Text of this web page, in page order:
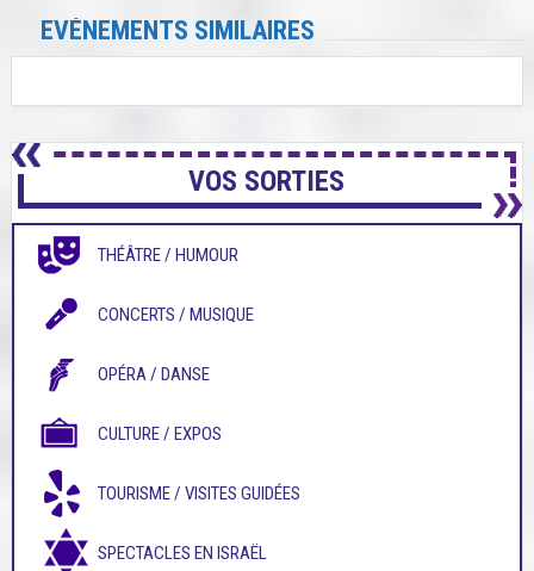
EVÉNEMENTS SIMILAIRES
VOS SORTIES
THÉÂTRE / HUMOUR
CONCERTS / MUSIQUE
OPÉRA / DANSE
CULTURE / EXPOS
TOURISME / VISITES GUIDÉES
SPECTACLES EN ISRAËL